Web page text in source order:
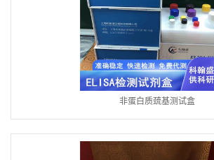
非蛋白质巯基测试盒